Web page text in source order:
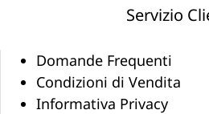
Servizio
Domande Frequenti
Condizioni di Vendita
Informativa Privacy